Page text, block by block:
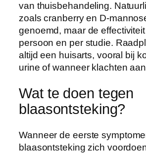
van thuisbehandeling.
zoals cranberry en D-
genoemd, maar de
persoon en per studie.
altijd een huisarts, vooral bij
urine of wanneer klachten
Wat te doen tegen
blaasontsteking?
Wanneer de eerste
blaasontsteking zich